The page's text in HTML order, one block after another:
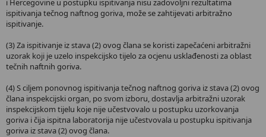
i Hercegovine u postupku ispitivanja nisu zadovoljni rezultatima
ispitivanja tečnog naftnog goriva, može se zahtijevati arbitražno
ispitivanje.
(3) Za ispitivanje iz stava (2) ovog člana se koristi zapečaćeni arbitražni
uzorak koji je uzelo inspekcijsko tijelo za ocjenu usklađenosti za oblast
tečnih naftnih goriva.
(4) S ciljem ponovnog ispitivanja tečnog naftnog goriva iz stava (2) ovog
člana inspekcijski organ, po svom izboru, dostavlja arbitražni uzorak
inspekcijskom tijelu koje nije učestvovalo u postupku uzorkovanja
goriva i čija ispitna laboratorija nije učestvovala u postupku ispitivanja
goriva iz stava (2) ovog člana.